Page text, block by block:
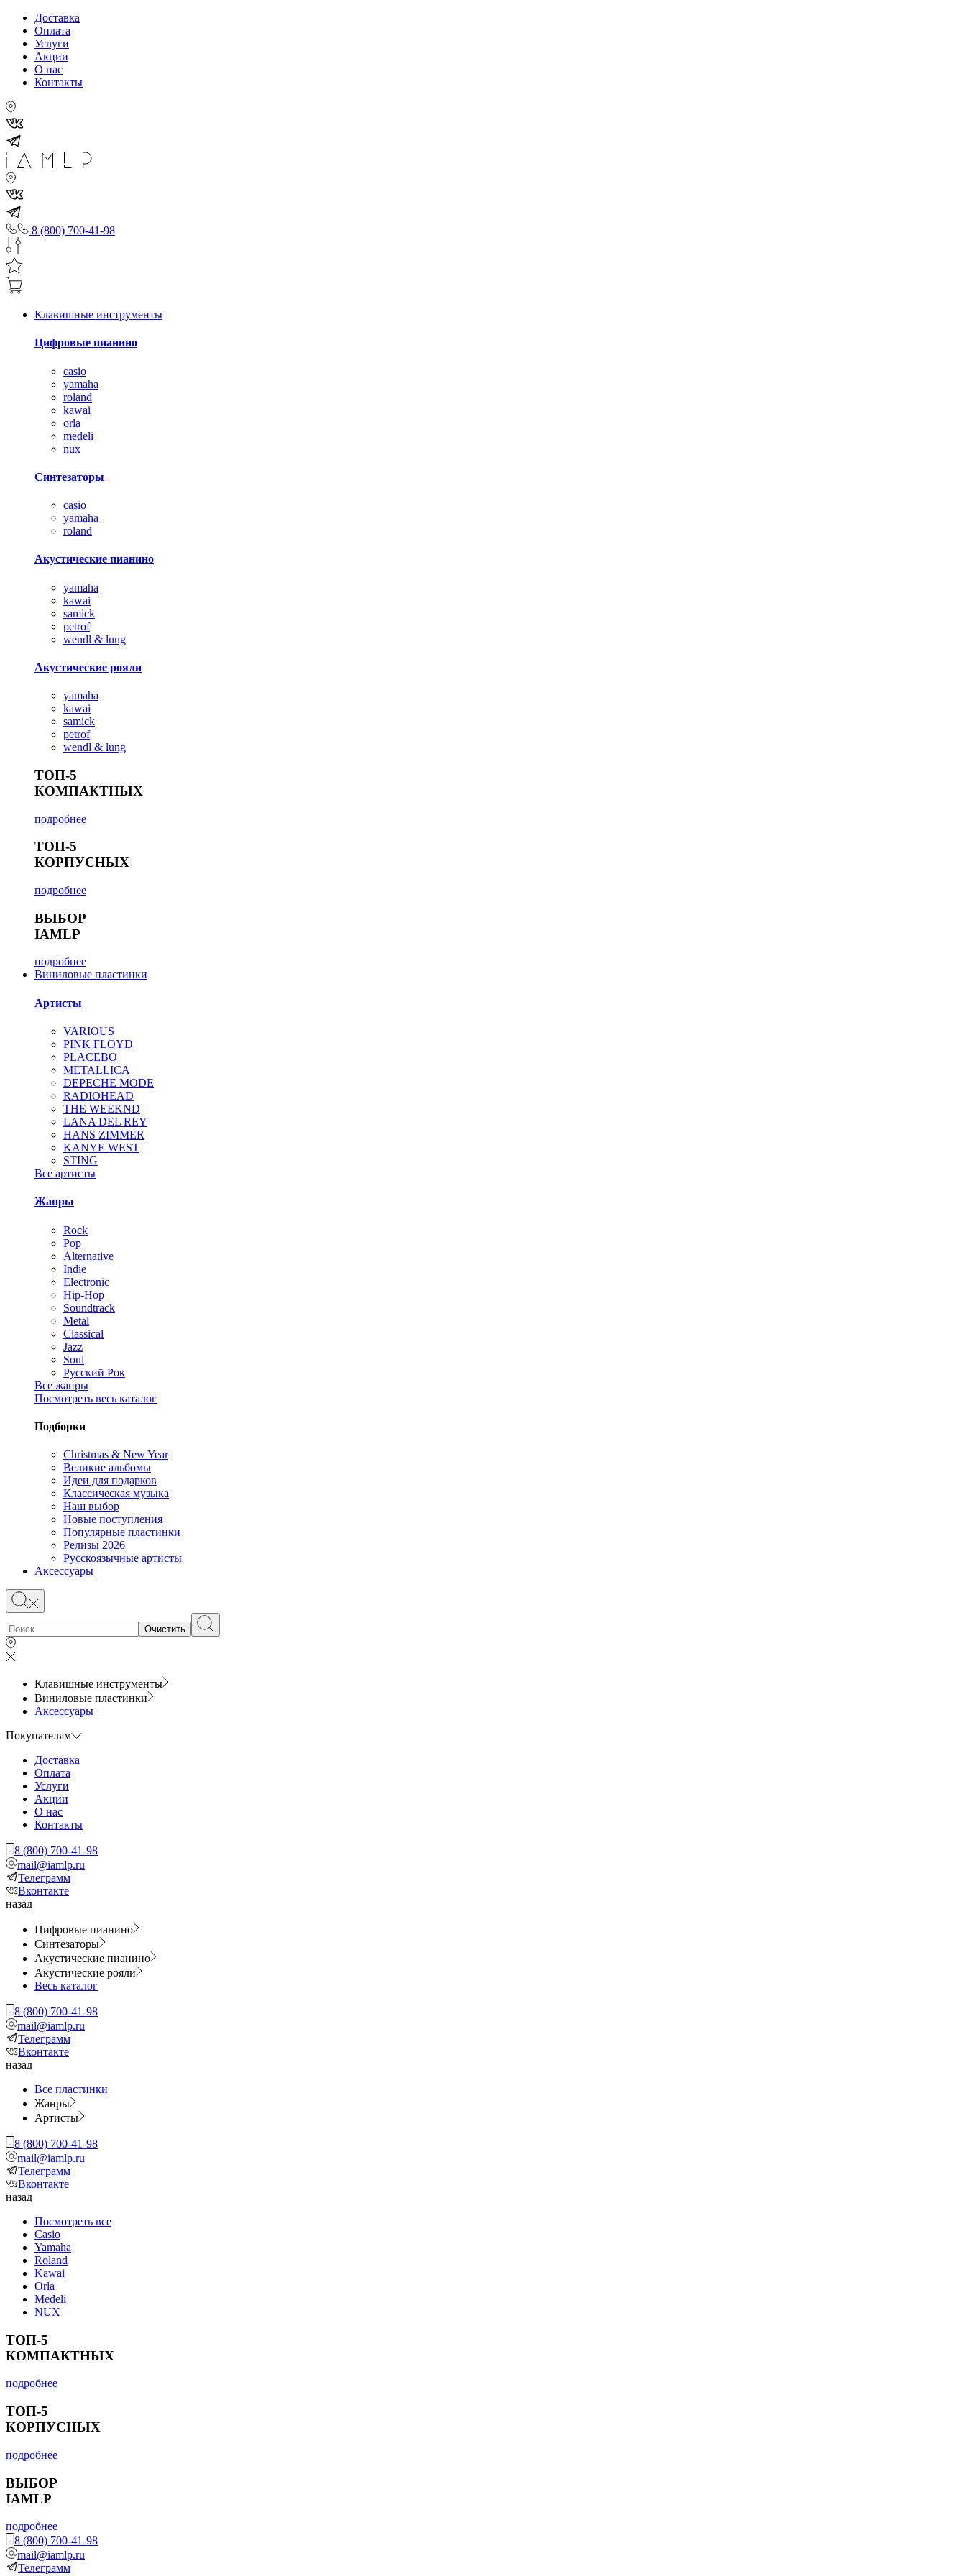
Доставка
Оплата
Услуги
Акции
О нас
Контакты
8 (800) 700-41-98
Клавишные инструменты
Цифровые пианино
casio
yamaha
roland
kawai
orla
medeli
nux
Синтезаторы
casio
yamaha
roland
Акустические пианино
yamaha
kawai
samick
petrof
wendl & lung
Акустические рояли
yamaha
kawai
samick
petrof
wendl & lung
ТОП-5
КОМПАКТНЫХ
подробнее
ТОП-5
КОРПУСНЫХ
подробнее
ВЫБОР
IAMLP
подробнее
Виниловые пластинки
Артисты
VARIOUS
PINK FLOYD
PLACEBO
METALLICA
DEPECHE MODE
RADIOHEAD
THE WEEKND
LANA DEL REY
HANS ZIMMER
KANYE WEST
STING
Все артисты
Жанры
Rock
Pop
Alternative
Indie
Electronic
Hip-Hop
Soundtrack
Metal
Classical
Jazz
Soul
Русский Рок
Все жанры
Посмотреть весь каталог
Подборки
Christmas & New Year
Великие альбомы
Идеи для подарков
Классическая музыка
Наш выбор
Новые поступления
Популярные пластинки
Релизы 2026
Русскоязычные артисты
Аксессуары
Очистить
Клавишные инструменты
Виниловые пластинки
Аксессуары
Покупателям
Доставка
Оплата
Услуги
Акции
О нас
Контакты
8 (800) 700-41-98
mail@iamlp.ru
Телеграмм
Вконтакте
назад
Цифровые пианино
Синтезаторы
Акустические пианино
Акустические рояли
Весь каталог
8 (800) 700-41-98
mail@iamlp.ru
Телеграмм
Вконтакте
назад
Все пластинки
Жанры
Артисты
8 (800) 700-41-98
mail@iamlp.ru
Телеграмм
Вконтакте
назад
Посмотреть все
Casio
Yamaha
Roland
Kawai
Orla
Medeli
NUX
ТОП-5
КОМПАКТНЫХ
подробнее
ТОП-5
КОРПУСНЫХ
подробнее
ВЫБОР
IAMLP
подробнее
8 (800) 700-41-98
mail@iamlp.ru
Телеграмм